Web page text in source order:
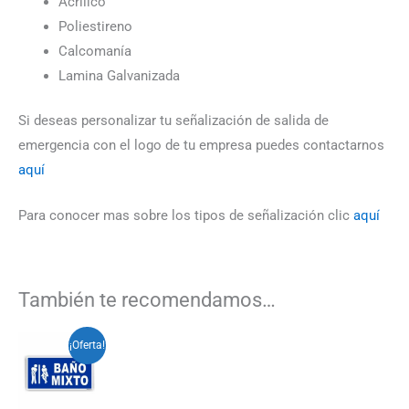
Poliestireno
Calcomanía
Lamina Galvanizada
Si deseas personalizar tu señalización de salida de
emergencia con el logo de tu empresa puedes contactarnos
aquí
Para conocer mas sobre los tipos de señalización clic aquí
También te recomendamos…
¡Oferta!
Rango
de
precios:
desde
producto
tiene